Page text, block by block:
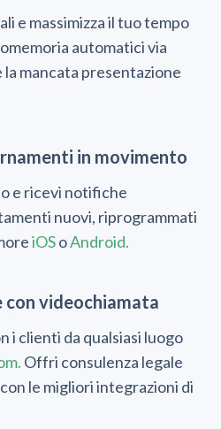
e massimizza il tuo tempo
automatici via
mancata presentazione
in movimento
e ricevi notifiche
nuovi, riprogrammati
iOSoAndroid.
con videochiamata
i clienti da qualsiasi luogo
Offri consulenza legale
le migliori integrazioni di